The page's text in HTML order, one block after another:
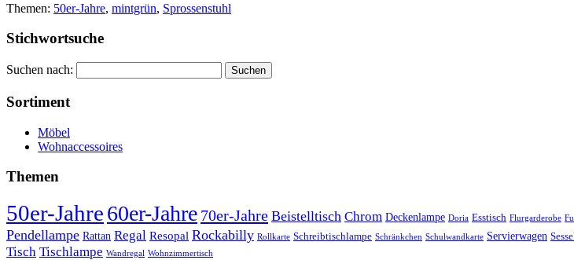
Themen: 50er-Jahre, mintgrün, Sprossenstuhl
Stichwortsuche
Suchen nach:
Sortiment
Möbel
Wohnaccessoires
Themen
50er-Jahre60er-Jahre 70er-Jahre Beistelltisch Chrom Deckenlampe Doria Esstisch Flurgarderobe
Pendellampe Rattan Regal Resopal Rockabilly Rollkarte Schreibtischlampe Schränkchen Schulwandkarte Servierwagen
Tisch Tischlampe Wandregal Wohnzimmertisch